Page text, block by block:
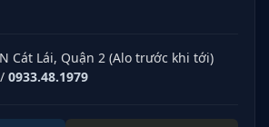
Cát Lái, Quận 2 (Alo trước khi tới)
/ 0933.48.1979